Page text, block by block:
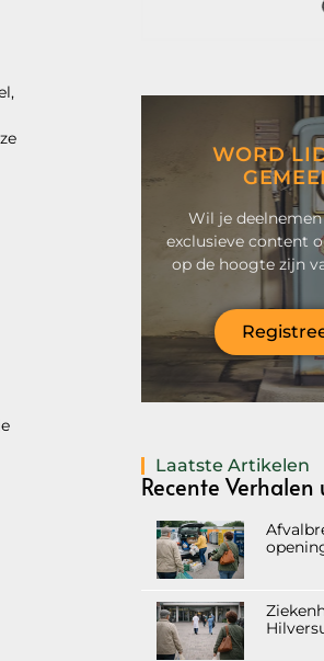
WORD
Wil je
exclusieve content
op de hoogte zijn
Laatste Artikelen
Recente Verhalen